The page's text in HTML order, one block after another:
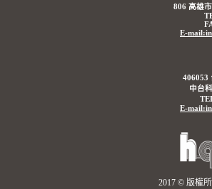
806 高雄
E-
406053
中台
E-
2017 © 版權